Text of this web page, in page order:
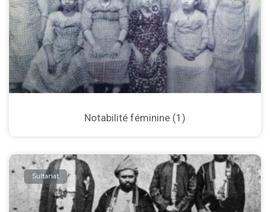
Notabilité féminine (1)
Sultanat